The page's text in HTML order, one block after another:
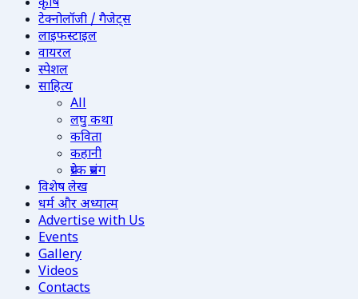
कृषि
टेक्नोलॉजी / गैजेट्स
लाइफस्टाइल
वायरल
स्पेशल
साहित्य
All
लघु कथा
कविता
कहानी
प्रेरक प्रसंग
विशेष लेख
धर्म और अध्यात्म
Advertise with Us
Events
Gallery
Videos
Contacts